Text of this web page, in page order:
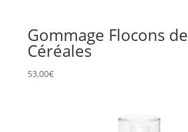
Gommage Flocons de
Céréales
53,00€